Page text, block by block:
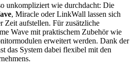
unkompliziert wie durchdacht: Die
, Miracle oder LinkWall lassen sich
Zeit aufstellen. Für zusätzliche
Wave mit praktischem Zubehör wie
erweitert werden. Dank der
das System dabei flexibel mit den